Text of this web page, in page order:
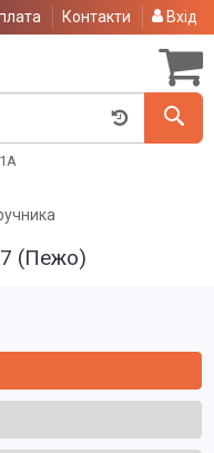
Контакти Вхід
(Пежо)